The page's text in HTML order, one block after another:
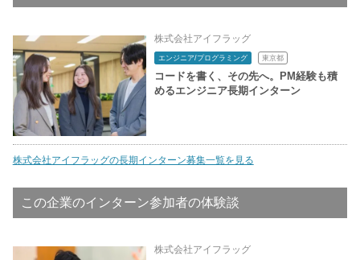
株式会社アイフラッグ
エンジニア/プログラミング 東京都
コードを書く、その先へ。PM経験も積
めるエンジニア長期インターン
株式会社アイフラッグの長期インターン募集一覧を見る
この企業のインターン参加者の体験談
株式会社アイフラッグ